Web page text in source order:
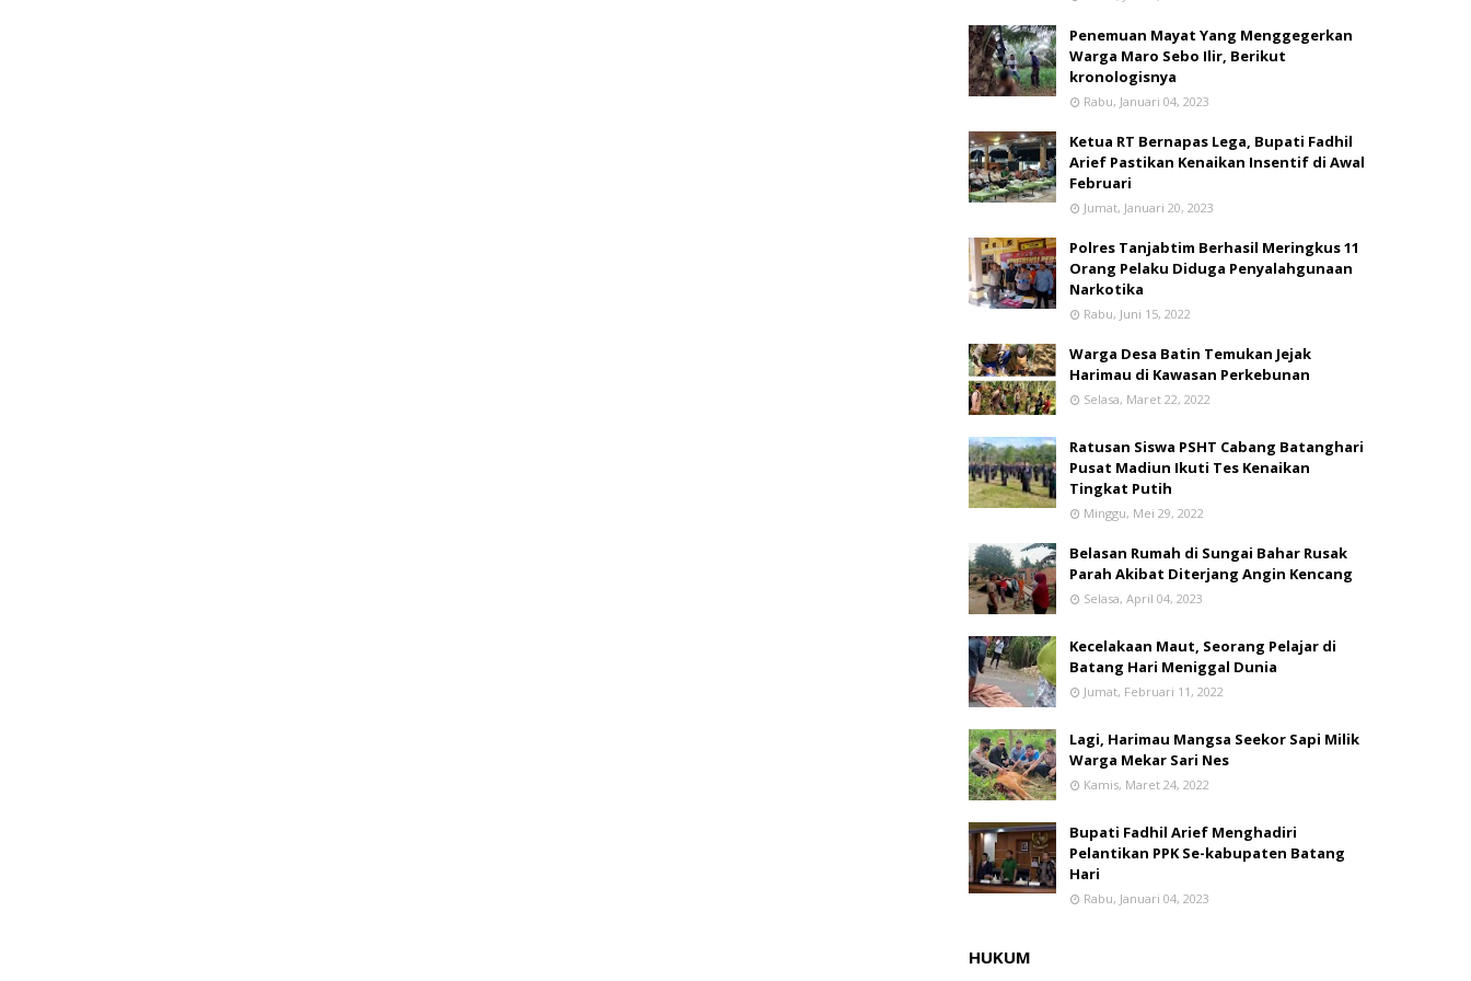
Penemuan Mayat Yang Menggegerkan
Warga Maro Sebo Ilir, Berikut
kronologisnya
Rabu, Januari 04, 2023
Ketua RT Bernapas Lega, Bupati Fadhil
Arief Pastikan Kenaikan Insentif di Awal
Februari
Jumat, Januari 20, 2023
Polres Tanjabtim Berhasil Meringkus 11
Orang Pelaku Diduga Penyalahgunaan
Narkotika
Rabu, Juni 15, 2022
Warga Desa Batin Temukan Jejak
Harimau di Kawasan Perkebunan
Selasa, Maret 22, 2022
Ratusan Siswa PSHT Cabang Batanghari
Pusat Madiun Ikuti Tes Kenaikan
Tingkat Putih
Minggu, Mei 29, 2022
Belasan Rumah di Sungai Bahar Rusak
Parah Akibat Diterjang Angin Kencang
Selasa, April 04, 2023
Kecelakaan Maut, Seorang Pelajar di
Batang Hari Meniggal Dunia
Jumat, Februari 11, 2022
Lagi, Harimau Mangsa Seekor Sapi Milik
Warga Mekar Sari Nes
Kamis, Maret 24, 2022
Bupati Fadhil Arief Menghadiri
Pelantikan PPK Se-kabupaten Batang
Hari
Rabu, Januari 04, 2023
HUKUM